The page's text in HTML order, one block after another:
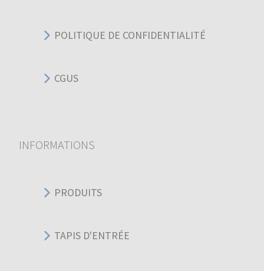
POLITIQUE DE CONFIDENTIALITÉ
CGUS
INFORMATIONS
PRODUITS
TAPIS D'ENTRÉE